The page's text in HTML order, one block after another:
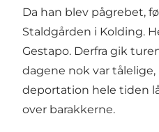
Da han blev pågrebet,
Staldgården i Kolding.
Gestapo. Derfra gik
dagene nok var
deportation hele tiden
over barakkerne.